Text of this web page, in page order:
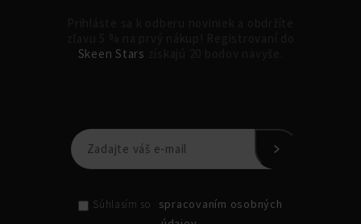
Skeen Stars
Súhlasím so
spracovaním osobných